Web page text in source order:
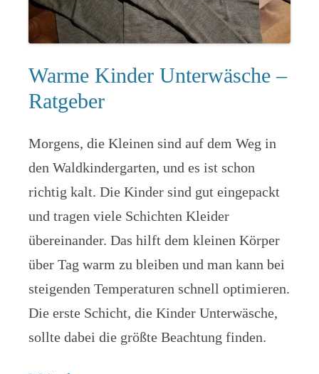
Warme Kinder Unterwäsche –
Ratgeber
Morgens, die Kleinen sind auf dem Weg in
den Waldkindergarten, und es ist schon
richtig kalt. Die Kinder sind gut eingepackt
und tragen viele Schichten Kleider
übereinander. Das hilft dem kleinen Körper
über Tag warm zu bleiben und man kann bei
steigenden Temperaturen schnell optimieren.
Die erste Schicht, die Kinder Unterwäsche,
sollte dabei die größte Beachtung finden.